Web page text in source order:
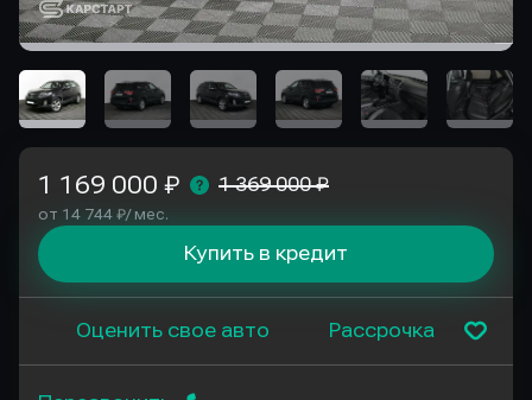
1 169 000 ₽ 1 369 000 ₽
от 14 744 ₽/ мес.
Купить в кредит
Оценить свое авто Рассрочка